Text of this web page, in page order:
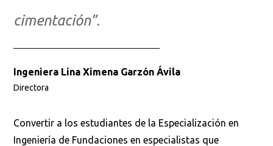
cimentación”.
Ingeniera Lina Ximena Garzón Ávila
Directora
Convertir a los estudiantes de la Especialización en
Ingeniería de Fundaciones en especialistas que